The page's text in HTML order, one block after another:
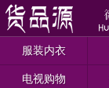
服装内衣
电视购物